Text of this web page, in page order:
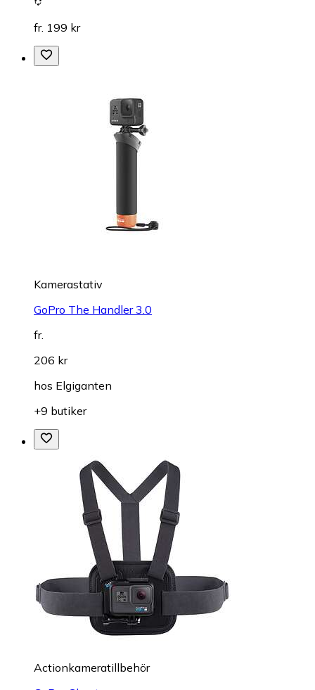
fr. 199 kr
Kamerastativ
GoPro The Handler 3.0
fr.
206 kr
hos Elgiganten
+9 butiker
Actionkameratillbehör